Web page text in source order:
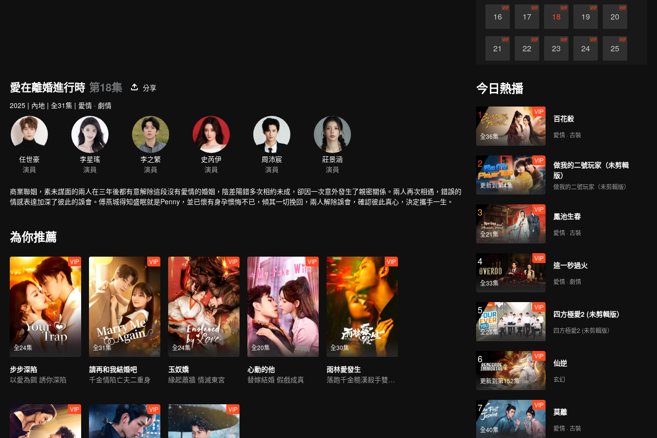
16
VIP
17
VIP
18
VIP
19
VIP
20
VIP
21
VIP
22
VIP
23
VIP
24
VIP
25
VIP
27
愛在離婚進行時 第18集
分享
2025 | 內地 | 全31集 | 愛情 · 劇情
任世豪
演員
李星瑤
演員
李之繁
演員
史芮伊
演員
周沛宸
演員
莊景涵
演員
商業聯姻，素未謀面的兩人在三年後都有意解除這段沒有愛情的婚姻，陰差陽錯多次相約未成，卻因一次意外發生了親密關係。兩人再次相遇，錯誤的
情感表達加深了彼此的誤會。傅燕城得知盛眠就是Penny，並已懷有身孕懊悔不已，傾其一切挽回，兩人解除誤會，確認彼此真心，決定攜手一生。
為你推薦
全24集
VIP
步步深陷
以愛為餌 誘你深陷
全31集
VIP
請再和我結婚吧
千金情陷亡夫二重身
全24集
VIP
玉奴嬌
緣起蕭牆 情滅東宮
全20集
VIP
心動的他
替嫁結婚 假戲成真
全30集
VIP
雨林愛發生
落跑千金糙漢殺手雙向救贖
VIP VIP VIP
今日熱播
1
全36集
VIP
百花殺
愛情 · 古裝
2
更新到第4集
VIP
做我的二號玩家（未剪輯
版）
做我的二號玩家（未剪輯版）
3
全21集
VIP
鳳池生春
愛情 · 古裝
4
全33集
VIP
這一秒過火
愛情 · 劇情
5
全25集
VIP
四方極愛2 (未剪輯版）
四方極愛2 (未剪輯版）
6
更新到第152集
VIP
仙逆
玄幻
7
全40集
VIP
莫離
愛情 · 古裝